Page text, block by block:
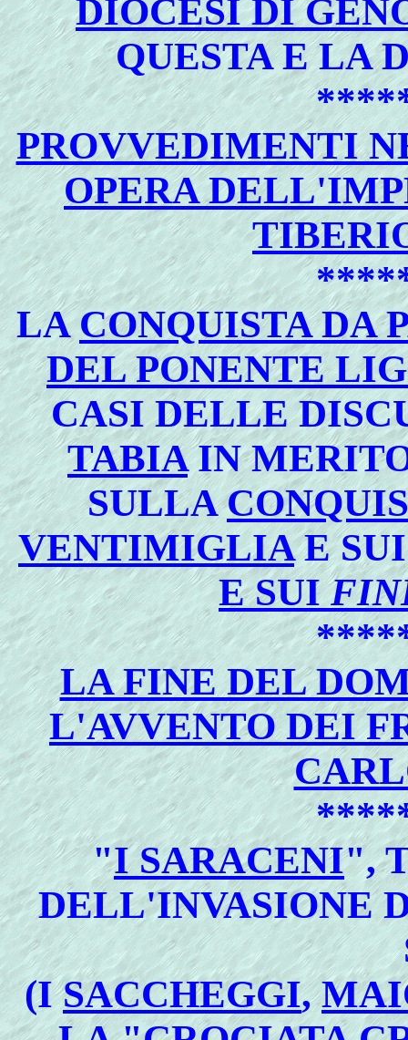
DIOCESI DI
QUESTA E LA
PROVVEDIMENTI
OPERA
LACONQUISTA DA
DEL PONENTE
CASI DELLE
TABIAIN
SULLA
VENTIMIGLIAE
E SUI
LA FINE DEL
L'AVVENTO DEI
"I SARACENI",
DELL'INVASIONE
(ISACCHEGGI,